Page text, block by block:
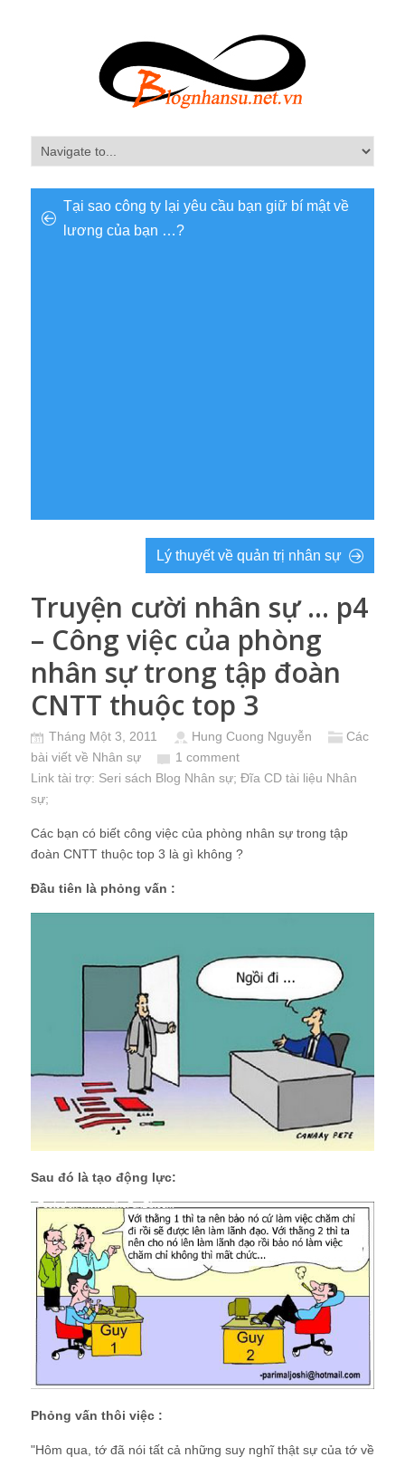
Tại sao công ty lại yêu cầu bạn giữ bí mật về
lương của bạn …?
Lý thuyết về quản trị nhân sự
Truyện cười nhân sự … p4
– Công việc của phòng
nhân sự trong tập đoàn
CNTT thuộc top 3
Tháng Một 3, 2011 Hung Cuong Nguyễn
Các
bài viết về Nhân sự
1 comment
Link tài trợ: Seri sách Blog Nhân sự; Đĩa CD tài liệu Nhân
sự;
Các bạn có biết công việc của phòng nhân sự trong tập
đoàn CNTT thuộc top 3 là gì không ?
Đầu tiên là phỏng vấn :
Sau đó là tạo động lực:
Phỏng vấn thôi việc :
"Hôm qua, tớ đã nói tất cả những suy nghĩ thật sự của tớ về